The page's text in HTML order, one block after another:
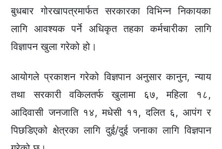
बुधबार गोरखापत्रमार्फत सरकारका विभिन्न निकायका
लागि आवश्यक पर्ने अधिकृत तहका कर्मचारीका लागि
विज्ञापन खुला गरेको हो।
आयोगले प्रकाशन गरेको विज्ञपान अनुसार कानुन, न्याय
तथा सरकारी वकिलतर्फ खुलामा ६७, महिला १८,
आदिवासी जनजाति १४, मधेसी ११, दलित ६, आपंग र
पिछडिएको क्षेत्रका लागि दुई/दुई जनाका लागि विज्ञपान